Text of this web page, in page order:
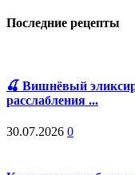
Последние рецепты
🍒 Вишнёвый эликсир
расслабления ...
30.07.2026 0